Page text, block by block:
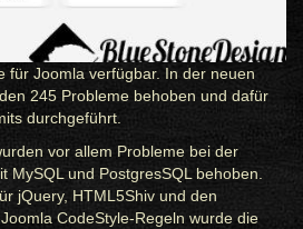
für Joomla verfügbar. In der neuen
245 Probleme behoben und dafür
durchgeführt.
vor allem Probleme bei der
MySQL und PostgresSQL behoben.
jQuery, HTML5Shiv und den
CodeStyle-Regeln wurde die